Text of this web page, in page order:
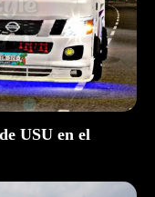
USU en el